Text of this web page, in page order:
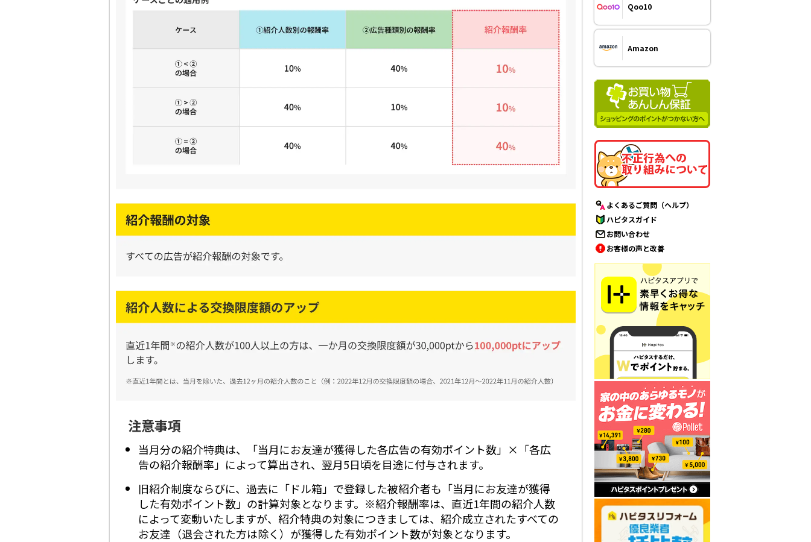
注意事項
当月分の紹介特典は、「当月にお友達が獲得した各広告の有効ポイント数」×「各広
告の紹介報酬率」によって算出され、翌月5日頃を目途に付与されます。
旧紹介制度ならびに、過去に「ドル箱」で登録した被紹介者も「当月にお友達が獲得
した有効ポイント数」の計算対象となります。※紹介報酬率は、直近1年間の紹介人数
によって変動いたしますが、紹介特典の対象につきましては、紹介成立されたすべての
お友達（退会された方は除く）が獲得した有効ポイント数が対象となります。
Qoo10
Amazon
よくあるご質問（ヘルプ）
ハピタスガイド
お問い合わせ
お客様の声と改善